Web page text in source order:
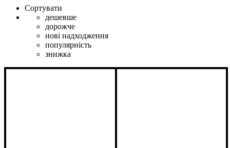
Сортувати
дешевше
дорожче
нові надходження
популярність
знижка